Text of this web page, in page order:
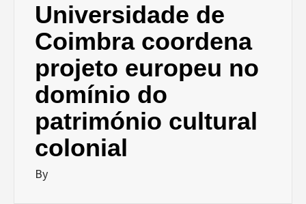
Universidade de
Coimbra coordena
projeto europeu no
domínio do
património cultural
colonial
By